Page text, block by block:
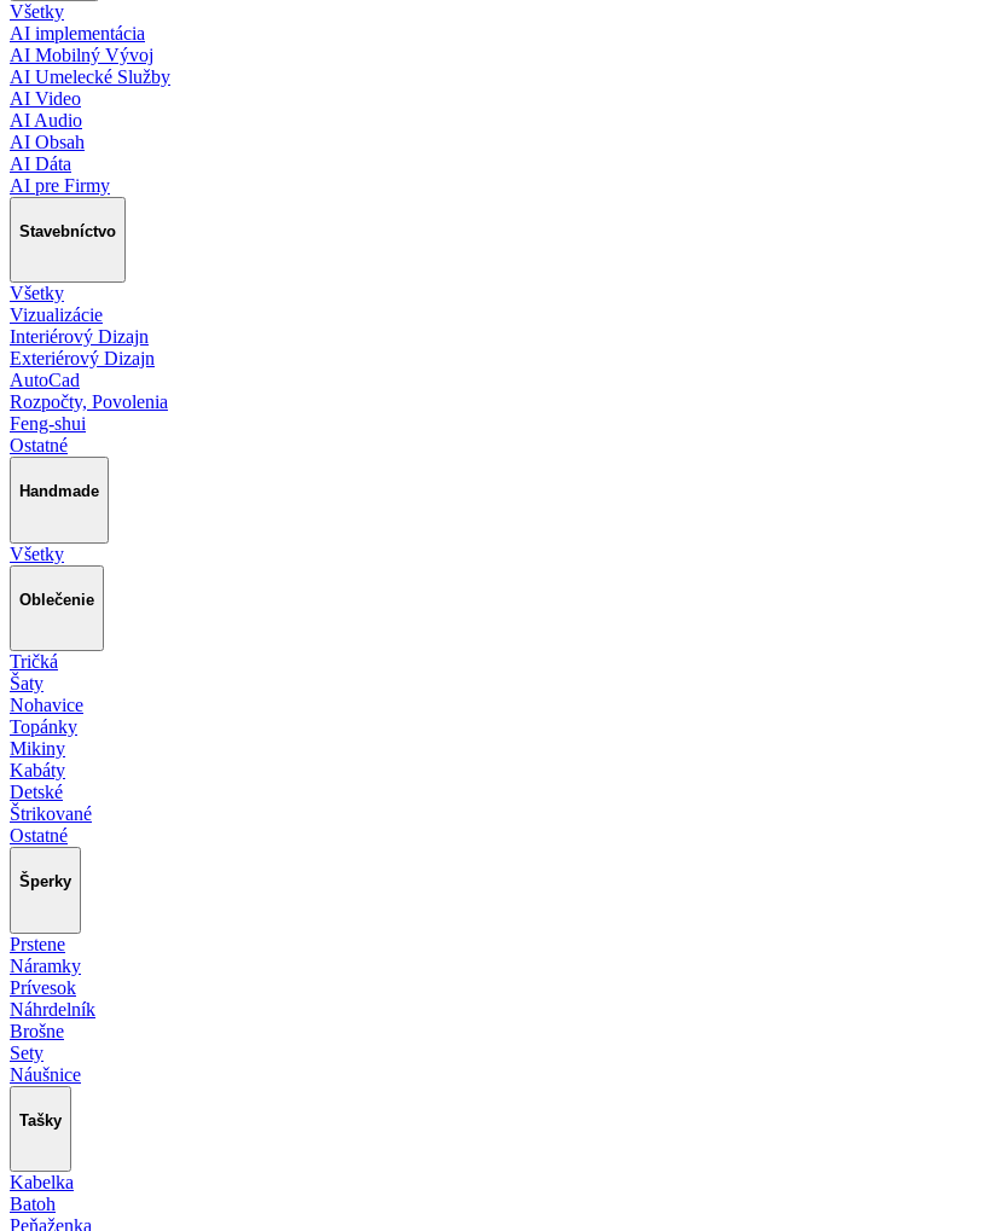
Všetky
AI implementácia
AI Mobilný Vývoj
AI Umelecké Služby
AI Video
AI Audio
AI Obsah
AI Dáta
AI pre Firmy
Stavebníctvo
Všetky
Vizualizácie
Interiérový Dizajn
Exteriérový Dizajn
AutoCad
Rozpočty, Povolenia
Feng-shui
Ostatné
Handmade
Všetky
Oblečenie
Tričká
Šaty
Nohavice
Topánky
Mikiny
Kabáty
Detské
Štrikované
Ostatné
Šperky
Prstene
Náramky
Prívesok
Náhrdelník
Brošne
Sety
Náušnice
Tašky
Kabelka
Batoh
Peňaženka